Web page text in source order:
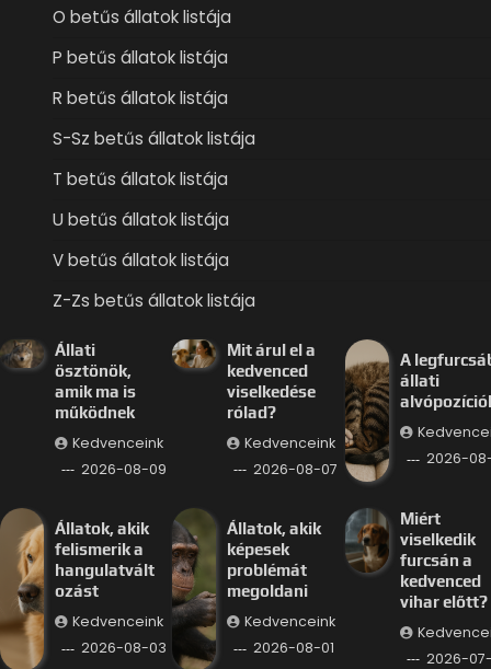
O betűs állatok listája
P betűs állatok listája
R betűs állatok listája
S-Sz betűs állatok listája
T betűs állatok listája
U betűs állatok listája
V betűs állatok listája
Z-Zs betűs állatok listája
Állati
ösztönök,
amik ma is
működnek
Kedvenceink
2026-08-09
Mit árul el a
kedvenced
viselkedése
rólad?
Kedvenceink
2026-08-07
A
állati
2026-
Állatok, akik
felismerik a
hangulatvált
ozást
Kedvenceink
2026-08-03
Állatok, akik
képesek
problémát
megoldani
Kedvenceink
2026-08-01
Miért
viselkedik
furcsán a
kedvenced
vihar előtt?
2026-